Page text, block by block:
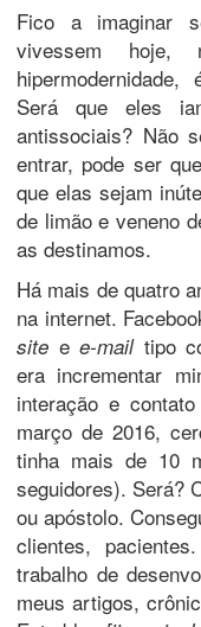
Fico a imaginar
vivessem hoje,
Será que eles
antissociais? Não
entrar, pode ser
que elas sejam
de limão e veneno
as destinamos.
Há mais de quatro
na internet.
site ee-mailtipo
era incrementar
interação e
março de 2016,
tinha mais de 10
seguidores). Será?
ou apóstolo.
clientes,
trabalho de
meus artigos,